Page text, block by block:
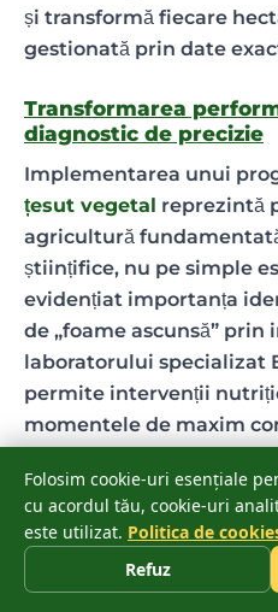
și transformă fiecare
gestionată prin date
Transformarea
diagnostic de precizie
Implementarea unui
țesut vegetal reprezintă
agricultură
științifice, nu pe simple
evidențiat importanța
de „foame ascunsă”
laboratorului specializat
permite intervenții
momentele de maxim
potențează
utilizarea tehnologiei
portofoliul nostru de
accelerată a elementelor
Folosim cookie-uri esențiale
cu acordul tău, cookie-uri
este utilizat. Politica de
Refuz